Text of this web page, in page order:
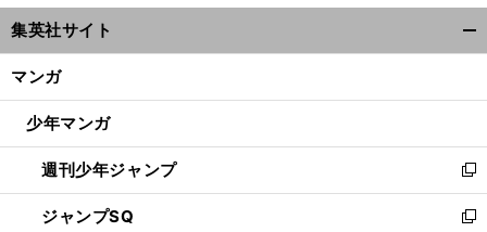
】
・
ウ
ィ
ン
ウ
開
く
集英社サイト
マンガ
少年マンガ
週刊少年ジャンプ
新
し
い
ジャンプSQ
新